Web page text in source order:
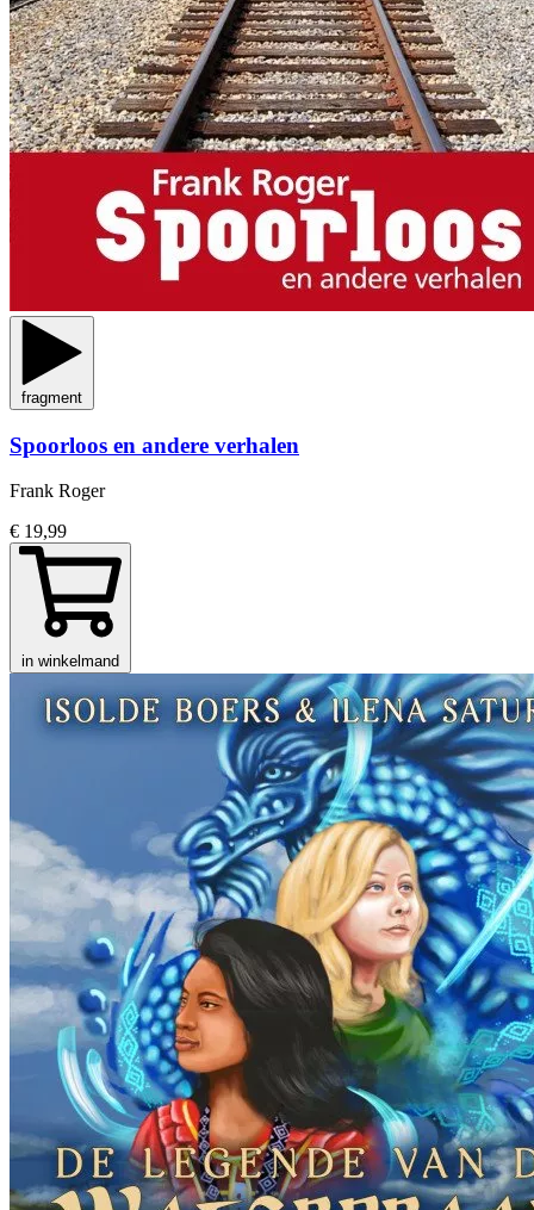
fragment
Spoorloos en andere verhalen
Frank Roger
€ 19,99
in winkelmand